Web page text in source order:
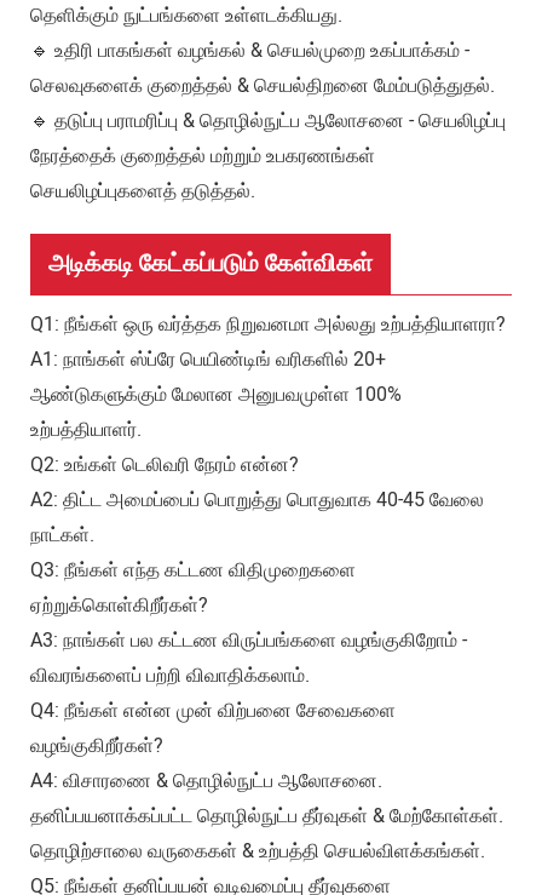
தெளிக்கும் நுட்பங்களை உள்ளடக்கியது.
🔹 உதிரி பாகங்கள் வழங்கல் & செயல்முறை உகப்பாக்கம் -
செலவுகளைக் குறைத்தல் & செயல்திறனை மேம்படுத்துதல்.
🔹 தடுப்பு பராமரிப்பு & தொழில்நுட்ப ஆலோசனை - செயலிழப்பு
நேரத்தைக் குறைத்தல் மற்றும் உபகரணங்கள்
செயலிழப்புகளைத் தடுத்தல்.
அடிக்கடி கேட்கப்படும் கேள்விகள்
Q1: நீங்கள் ஒரு வர்த்தக நிறுவனமா அல்லது உற்பத்தியாளரா?
A1: நாங்கள் ஸ்ப்ரே பெயிண்டிங் வரிகளில் 20+
ஆண்டுகளுக்கும் மேலான அனுபவமுள்ள 100%
உற்பத்தியாளர்.
Q2: உங்கள் டெலிவரி நேரம் என்ன?
A2: திட்ட அமைப்பைப் பொறுத்து பொதுவாக 40-45 வேலை
நாட்கள்.
Q3: நீங்கள் எந்த கட்டண விதிமுறைகளை
ஏற்றுக்கொள்கிறீர்கள்?
A3: நாங்கள் பல கட்டண விருப்பங்களை வழங்குகிறோம் -
விவரங்களைப் பற்றி விவாதிக்கலாம்.
Q4: நீங்கள் என்ன முன் விற்பனை சேவைகளை
வழங்குகிறீர்கள்?
A4: விசாரணை & தொழில்நுட்ப ஆலோசனை.
தனிப்பயனாக்கப்பட்ட தொழில்நுட்ப தீர்வுகள் & மேற்கோள்கள்.
தொழிற்சாலை வருகைகள் & உற்பத்தி செயல்விளக்கங்கள்.
Q5: நீங்கள் தனிப்பயன் வடிவமைப்பு தீர்வுகளை